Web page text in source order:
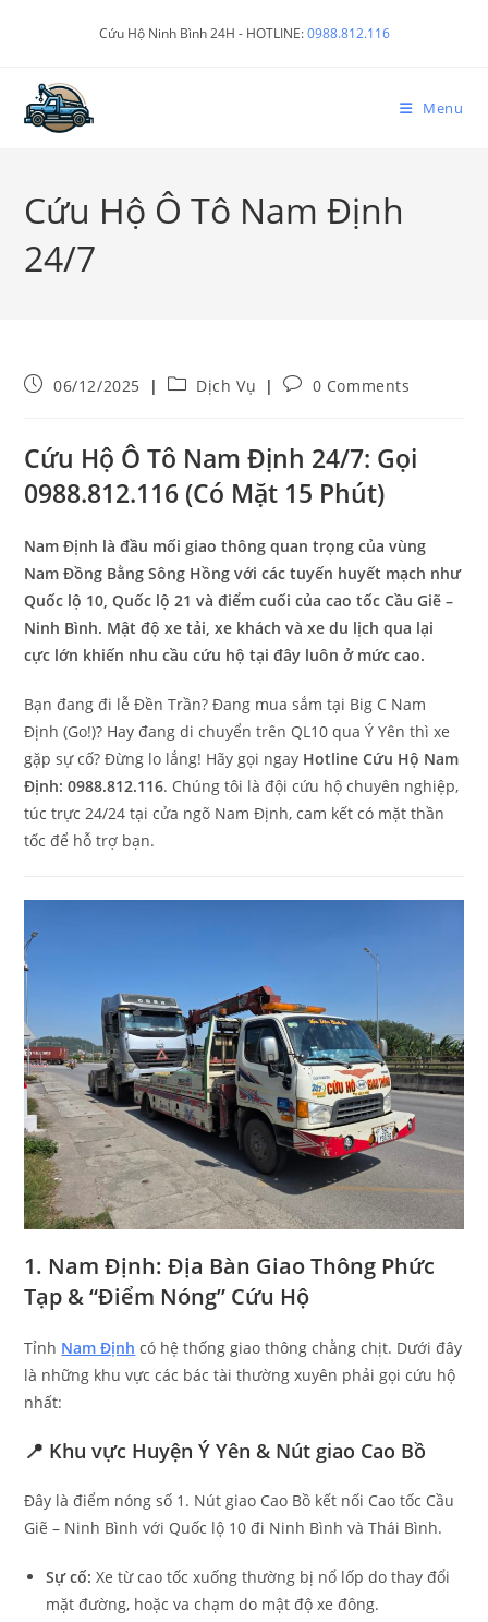
Cứu Hộ Ninh Bình 24H - HOTLINE:0988.812.116
Menu
Cứu Hộ Ô Tô Nam Định
24/7
06/12/2025 Dịch Vụ 0 Comments
Cứu Hộ Ô Tô Nam Định 24/7: Gọi
0988.812.116 (Có Mặt 15 Phút)
Nam Định là đầu mối giao thông quan trọng của vùng
Nam Đồng Bằng Sông Hồng với các tuyến huyết mạch như
Quốc lộ 10, Quốc lộ 21 và điểm cuối của cao tốc Cầu Giẽ –
Ninh Bình. Mật độ xe tải, xe khách và xe du lịch qua lại
cực lớn khiến nhu cầu cứu hộ tại đây luôn ở mức cao.
Bạn đang đi lễ Đền Trần? Đang mua sắm tại Big C Nam
Định (Go!)? Hay đang di chuyển trên QL10 qua Ý Yên thì xe
gặp sự cố? Đừng lo lắng! Hãy gọi ngay Hotline Cứu Hộ Nam
Định: 0988.812.116. Chúng tôi là đội cứu hộ chuyên nghiệp,
túc trực 24/24 tại cửa ngõ Nam Định, cam kết có mặt thần
tốc để hỗ trợ bạn.
1. Nam Định: Địa Bàn Giao Thông Phức
Tạp & “Điểm Nóng” Cứu Hộ
Tỉnh Nam Định có hệ thống giao thông chằng chịt. Dưới đây
là những khu vực các bác tài thường xuyên phải gọi cứu hộ
nhất:
📍 Khu vực Huyện Ý Yên & Nút giao Cao Bồ
Đây là điểm nóng số 1. Nút giao Cao Bồ kết nối Cao tốc Cầu
Giẽ – Ninh Bình với Quốc lộ 10 đi Ninh Bình và Thái Bình.
Sự cố: Xe từ cao tốc xuống thường bị nổ lốp do thay đổi
mặt đường, hoặc va chạm do mật độ xe đông.